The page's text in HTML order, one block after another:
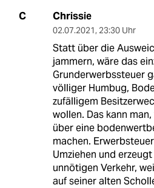
C Chrissie
02.07.2021, 23:30 Uhr
Statt über die
jammern, wäre das
Grunderwerbssteuer
völliger Humbug,
zufälligem
wollen. Das kann
über eine
machen.
Umziehen und
unnötigen Verkehr,
auf seiner alten